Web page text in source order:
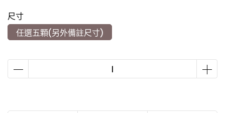
尺寸
任選五顆(另外備註尺寸)